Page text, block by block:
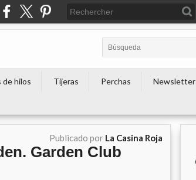
de hilos Tijeras Perchas
Newsletter
Publicado por La Casina Roja
Garden Club